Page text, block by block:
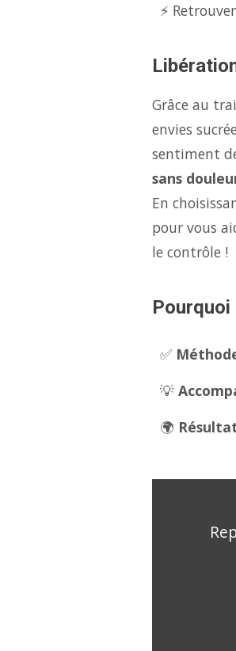
⚡
Grâce au
envies
sentiment
sans
En
pour vous
le contrôle !
✅
💡
🌍